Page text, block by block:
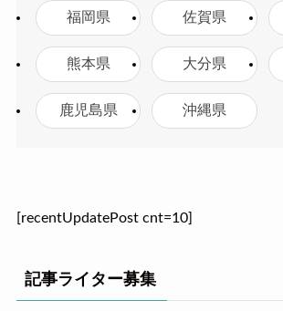
福岡県 佐賀県
熊本県 大分県
鹿児島県 沖縄県
[recentUpdatePost cnt=10]
記事ライター募集